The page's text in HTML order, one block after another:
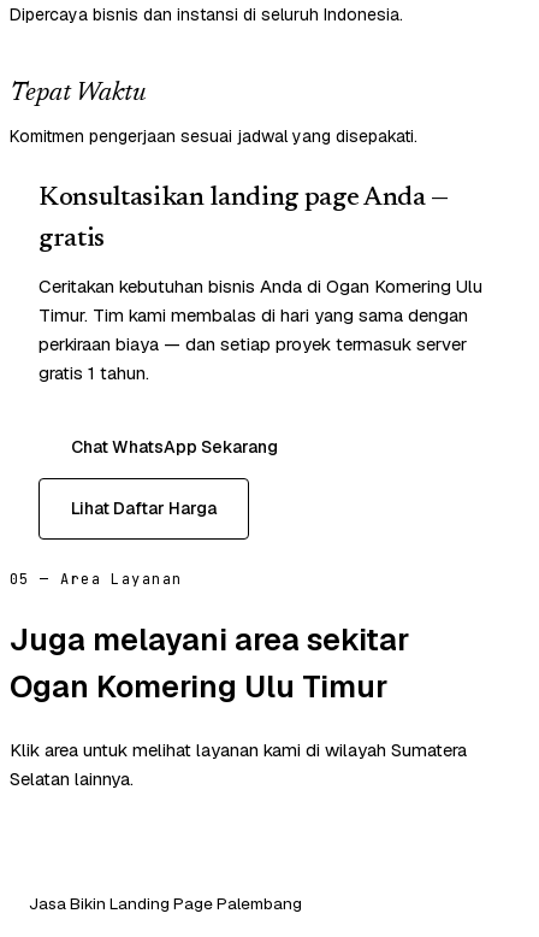
Dipercaya bisnis dan instansi di seluruh Indonesia.
Tepat Waktu
Komitmen pengerjaan sesuai jadwal yang disepakati.
Konsultasikan landing page Anda —
gratis
Ceritakan kebutuhan bisnis Anda di Ogan Komering Ulu
Timur. Tim kami membalas di hari yang sama dengan
perkiraan biaya — dan setiap proyek termasuk server
gratis 1 tahun.
Chat WhatsApp Sekarang
Lihat Daftar Harga
05 — Area Layanan
Juga melayani area sekitar
Ogan Komering Ulu Timur
Klik area untuk melihat layanan kami di wilayah Sumatera
Selatan lainnya.
Jasa Bikin Landing Page Palembang